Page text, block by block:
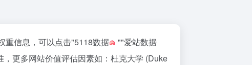
重信息，可以点击"5118数据 ""爱站数据
更多网站价值评估因素如：杜克大学 (Duke